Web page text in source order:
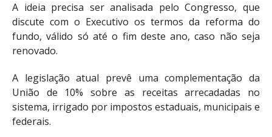
A ideia precisa ser analisada pelo Congresso, que
discute com o Executivo os termos da reforma do
fundo, válido só até o fim deste ano, caso não seja
renovado.
A legislação atual prevê uma complementação da
União de 10% sobre as receitas arrecadadas no
sistema, irrigado por impostos estaduais, municipais e
federais.